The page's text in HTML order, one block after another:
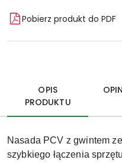
Pobierz produkt do PDF
OPIS
PRODUKTU
Nasada PCV z gwintem
szybkiego łączenia